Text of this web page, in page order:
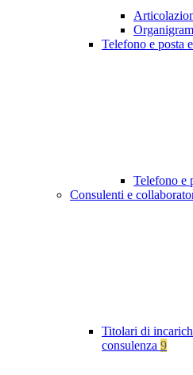
Telefono e posta
Telefono e
Consulenti e
Titolari di
consulenza 9